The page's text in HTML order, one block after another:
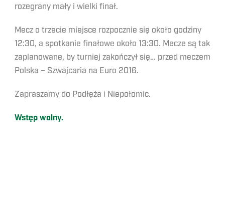
rozegrany mały i wielki finał.
Mecz o trzecie miejsce rozpocznie się około godziny
12:30, a spotkanie finałowe około 13:30. Mecze są tak
zaplanowane, by turniej zakończył się… przed meczem
Polska – Szwajcaria na Euro 2016.
Zapraszamy do Podłęża i Niepołomic.
Wstęp wolny.